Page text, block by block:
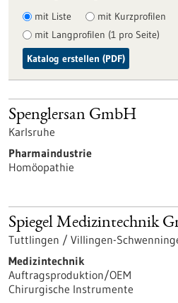
mit Liste
mit Kurzprofilen
mit Langprofilen (1 pro Seite)
Katalog erstellen (PDF)
Spenglersan GmbH
Karlsruhe
Pharmaindustrie
Homöopathie
Spiegel Medizintechnik
Tuttlingen / Villingen-
Medizintechnik
Auftragsproduktion/OEM
Chirurgische Instrumente